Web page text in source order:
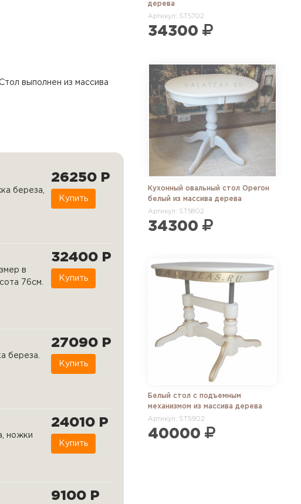
выполнен из массива
береза,
26250 Р
Купить
в
76см.
32400 Р
Купить
береза.
27090 Р
Купить
ножки
24010 Р
Купить
9100 Р
дерева
Артикул: ST5702
34300
Кухонный овальный стол Орегон
белый из массива дерева
Артикул: ST5802
34300
Белый стол с подъемным
механизмом из массива дерева
Артикул: ST5902
40000